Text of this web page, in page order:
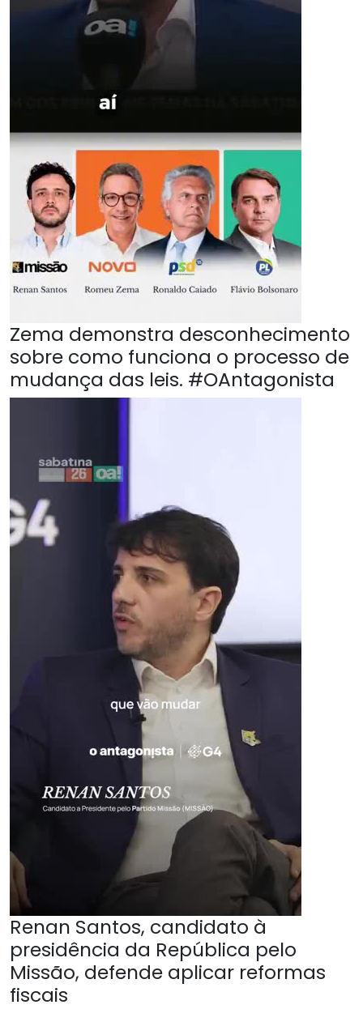
Zema demonstra desconhecimento
sobre como funciona o processo de
mudança das leis. #OAntagonista
Renan Santos, candidato à
presidência da República pelo
Missão, defende aplicar reformas
fiscais